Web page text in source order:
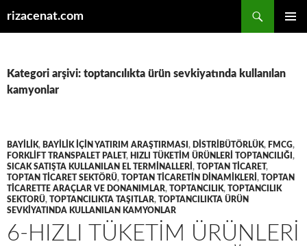
rizacenat.com
Kategori arşivi: toptancılıkta ürün sevkiyatında kullanılan
kamyonlar
BAYILIK, BAYILIK IÇIN YATIRIM ARAŞTIRMASI , DISTRIBÜTÖRLÜK, FMCG,
FORKLIFT TRANSPALET PALET, HIZLI TÜKETIM ÜRÜNLERI TOPTANCILIĞI ,
SICAK SATIŞTA KULLANILAN EL TERMINALLERI , TOPTAN TICARET,
TOPTAN TICARET SEKTÖRÜ, TOPTAN TICARETIN DINAMIKLERI , TOPTAN
TICARETTE ARAÇLAR VE DONANIMLAR, TOPTANCILIK, TOPTANCILIK
SEKTORÜ, TOPTANCILIKTA TAŞITLAR, TOPTANCILIKTA ÜRÜN
SEVKIYATINDA KULLANILAN KAMYONLAR
6-HIZLI TÜKETIM ÜRÜNLERI